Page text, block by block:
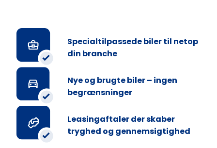
Specialtilpassede biler til netop
din branche
Nye og brugte biler – ingen
begrænsninger
Leasingaftaler der skaber
tryghed og gennemsigtighed